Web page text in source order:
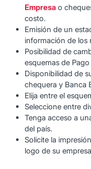
Empresa o
costo.
Emisión de un
información de los
Posibilidad de
esquemas de Pago
Disponibilidad de
chequera y Banca
Elija entre el
Seleccione entre
Tenga acceso a
del país.
Solicite la
logo de su